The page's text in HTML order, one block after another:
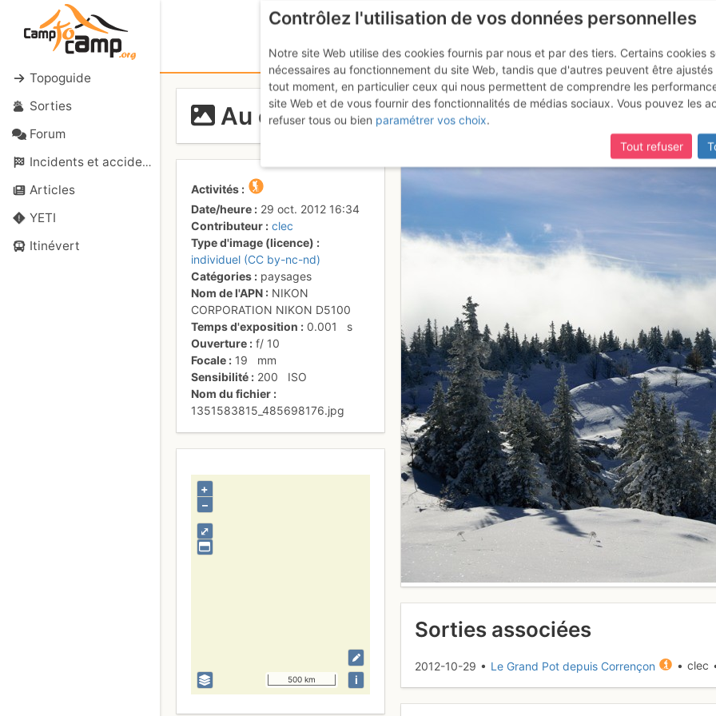
Topoguide
Sorties
Forum
Incidents et accidents
Articles
YETI
Itinévert
Au dessus du Grand Pot
Activités
Date/heure
29 oct. 2012 16:34
Contributeur
clec
Type d'image (licence)
individuel (CC by-nc-nd)
Catégories
paysages
Nom de l'APN
NIKON
CORPORATION NIKON D5100
Temps d'exposition
0.001
s
Ouverture
f/10
Focale
19
mm
Sensibilité
200
ISO
Nom du fichier
1351583815_485698176.jpg
⤢
+
–
500 km i
Sorties associées
2012-10-29 • Le Grand Pot depuis Corrençon • clec
Contrôlez l'utilisation de vos données personnelles
Notre site Web utilise des cookies fournis par nous et par des tiers. Certains cookies
nécessaires au fonctionnement du site Web, tandis que d'autres peuvent être
tout moment, en particulier ceux qui nous permettent de comprendre les
site Web et de vous fournir des fonctionnalités de médias sociaux. Vous pouvez les
refuser tous ou bien paramétrer vos choix.
Tout refuser